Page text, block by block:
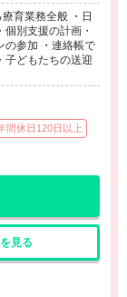
育業務全般 ・日
別支援の計画・
の参加 ・連絡帳で
子どもたちの送迎
間休日120日以上
見る